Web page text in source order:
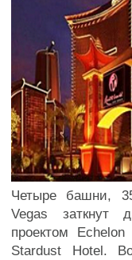
Четыре башни,
Vegas заткнут
проектом
Stardust Hotel.